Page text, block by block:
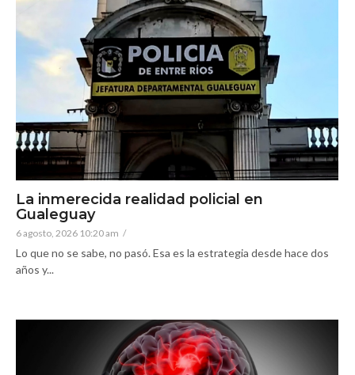
La inmerecida realidad policial en
Gualeguay
6 agosto, 2026 10:20 am /
Lo que no se sabe, no pasó. Esa es la estrategia desde hace dos
años y...